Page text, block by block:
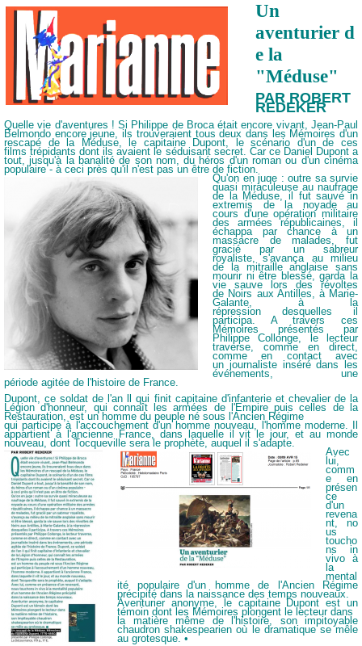
Un
aventurier d
e la
"Méduse"
PAR ROBERT
REDEKER
Quelle vie d'aventures ! Si Philippe de Brocaétait encore vivant, Jean-Paul
Belmondo encore jeune, ils trouveraient tous deux dans les Mémoires d'un
rescapé de la Méduse, le capitaine Dupont, le scénario d'un de ces
filmstrépidants dont ils avaient le séduisant secret. Car ce Daniel Dupont a
tout, jusqu'à la banalité de son nom,du héros d'un roman ou d'un cinéma
populaire - à ceci près qu'il n'est pas un être de fiction.
Qu'on en juqe : outre sa survie
quasi miraculeuse au naufrage
de la Méduse, il fut sauvé in
extremis de la noyade au
cours d'une opération militaire
des arméesrépublicaines, il
échappa par chance à un
massacre de malades, fut
gracié par un sabreur
royaliste,s'avança au milieu
de la mitraille anglaise sans
mourir ni être blessé, garda la
vie sauve lors des révoltes
de Noirs aux Antilles, à Marie-
Galante, à la
répressiondesquelles il
participa. A travers ces
Mémoiresprésentés par
Philippe Collonge, le lecteur
traverse,comme en direct,
comme en contact avec
un journaliste inséré dans les
événements, une
période agitée de l'histoire de France.
Dupont, ce soldatde l'an ll qui finit capitaine d'infanterie et chevalier de la
Légion d'honneur, qui connaît les armées de l'Empire puis celles de la
Restauration, est un homme du peuple né sous l'Ancien Régime
qui participe à l'accouchement d'un homme nouveau, l'homme moderne. Il
appartient à l'ancienne France, dans laquelle il vit le jour, et au monde
nouveau, dont Tocqueville sera le prophète, auquel il s'adapte.
Avec
lui,
comm
e en
présen
ce
d'un
revena
nt, no
us
toucho
ns in
vivo à
la
mental
ité populaired'un homme de l'Ancien Régime
précipitédans la naissance des temps nouveaux.
Aventurier anonyme, le capitaineDupont est un
témoin dont les Mémoires plongent le lecteur dans
la matière même de l'histoire, son impitoyable
chaudronshakespearien où le dramatique se mêle
au grotesque. •